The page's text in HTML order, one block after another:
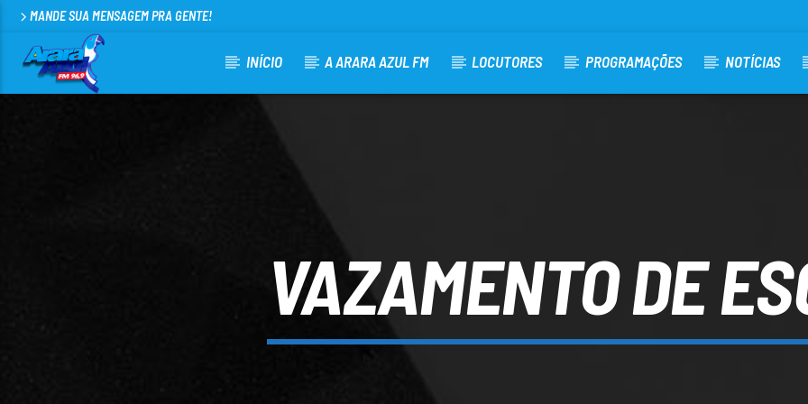
MANDE SUA MENSAGEM PRA GENTE!
INÍCIO A ARARA AZUL FM LOCUTORES PROGRAMAÇÕES NOTÍCIAS
VAZAMENTO DE